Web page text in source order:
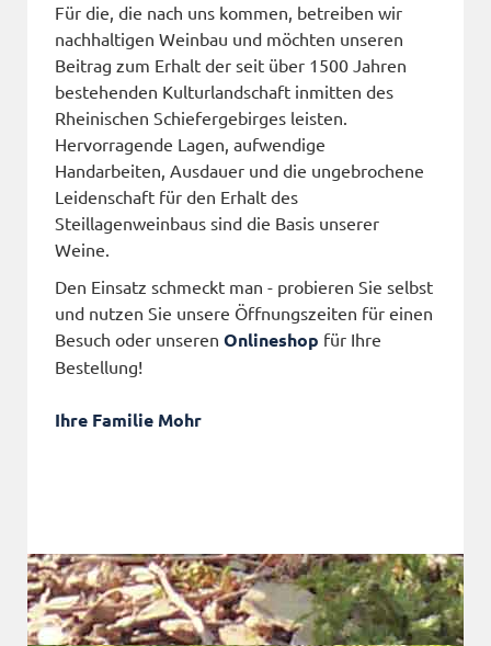
Für die, die nach uns kommen, betreiben wir
nachhaltigen Weinbau und möchten unseren
Beitrag zum Erhalt der seit über 1500 Jahren
bestehenden Kulturlandschaft inmitten des
Rheinischen Schiefergebirges leisten.
Hervorragende Lagen, aufwendige
Handarbeiten, Ausdauer und die ungebrochene
Leidenschaft für den Erhalt des
Steillagenweinbaus sind die Basis unserer
Weine.
Den Einsatz schmeckt man - probieren Sie selbst
und nutzen Sie unsere Öffnungszeiten für einen
Besuch oder unseren Onlineshop für Ihre
Bestellung!
Ihre Familie Mohr